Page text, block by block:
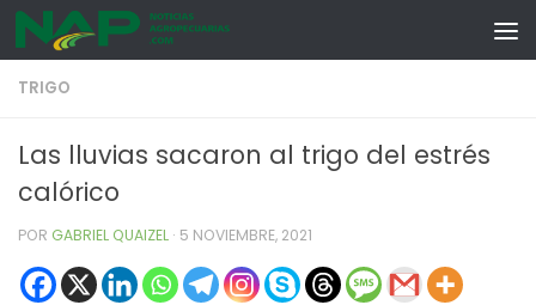
Skip to content
TRIGO
Las lluvias sacaron al trigo del estrés
calórico
POR GABRIEL QUAIZEL · 5 NOVIEMBRE, 2021